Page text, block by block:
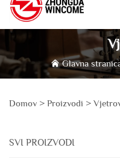
Glavna
Domov > Proizvodi >
SVI PROIZVODI